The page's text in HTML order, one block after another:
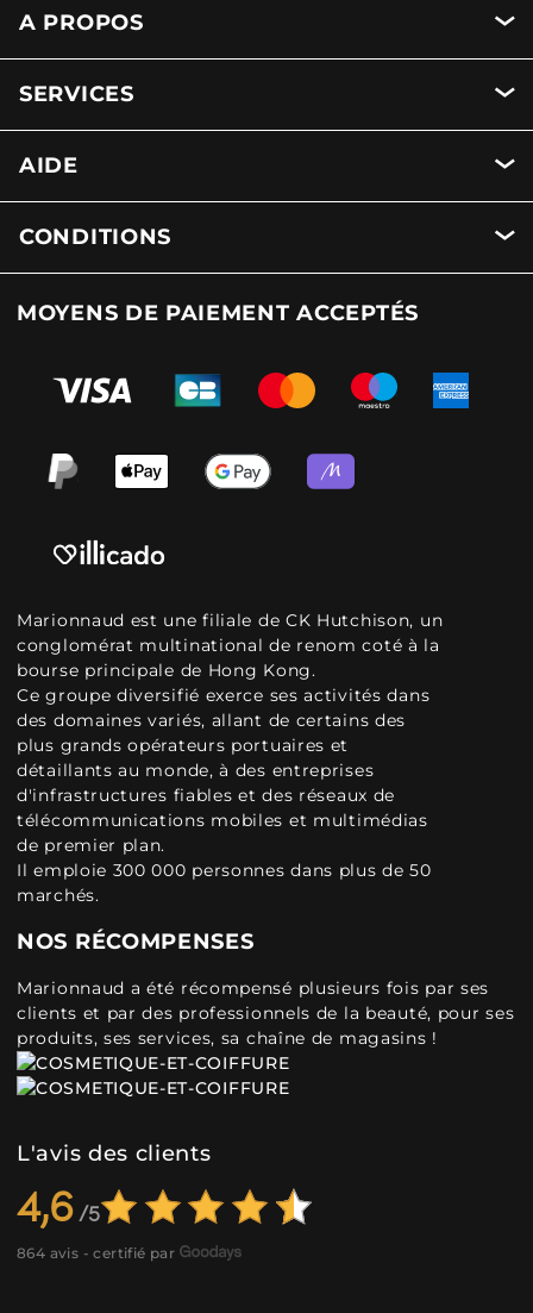
A PROPOS
SERVICES
AIDE
CONDITIONS
MOYENS DE PAIEMENT ACCEPTÉS
Marionnaud est une filiale de CK Hutchison, un
conglomérat multinational de renom coté à la
bourse principale de Hong Kong.
Ce groupe diversifié exerce ses activités dans
des domaines variés, allant de certains des
plus grands opérateurs portuaires et
détaillants au monde, à des entreprises
d'infrastructures fiables et des réseaux de
télécommunications mobiles et multimédias
de premier plan.
Il emploie 300 000 personnes dans plus de 50
marchés.
NOS RÉCOMPENSES
Marionnaud a été récompensé plusieurs fois par ses
clients et par des professionnels de la beauté, pour ses
produits, ses services, sa chaîne de magasins !
L'avis des clients
4,6
864 avis - certifié par